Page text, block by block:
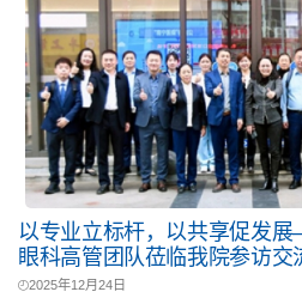
以专业立标杆，以共享促发
眼科高管团队莅临我院参访交
2025年12月24日